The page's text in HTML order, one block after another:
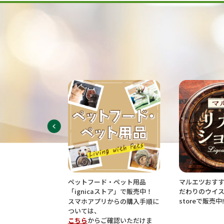
ペットフード・ペット用品
「ignicaストア」で販売中！
スマホアプリからの購入手順に
ついては、
からご確認いただけま
マルエツおすすめの
だわりのウイスキ
storeで販売中!